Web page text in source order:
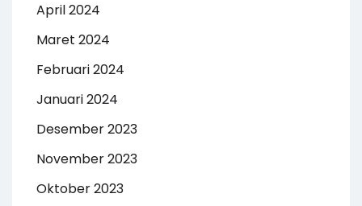
April 2024
Maret 2024
Februari 2024
Januari 2024
Desember 2023
November 2023
Oktober 2023